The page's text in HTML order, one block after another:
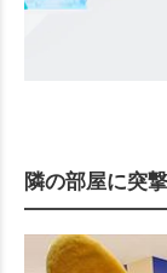
隣の部屋に突